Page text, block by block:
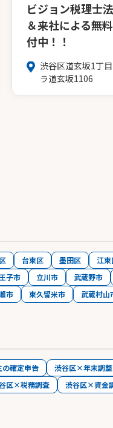
ビジョン税理士
＆来社による無
付中！！
渋谷区道玄坂1丁
ラ道玄坂1106
台東区 墨田区 江東
子市 立川市 武蔵野市
市 東久留米市 武蔵村山
確定申告 渋谷区×年末調整
区×税務調査 渋谷区×資金